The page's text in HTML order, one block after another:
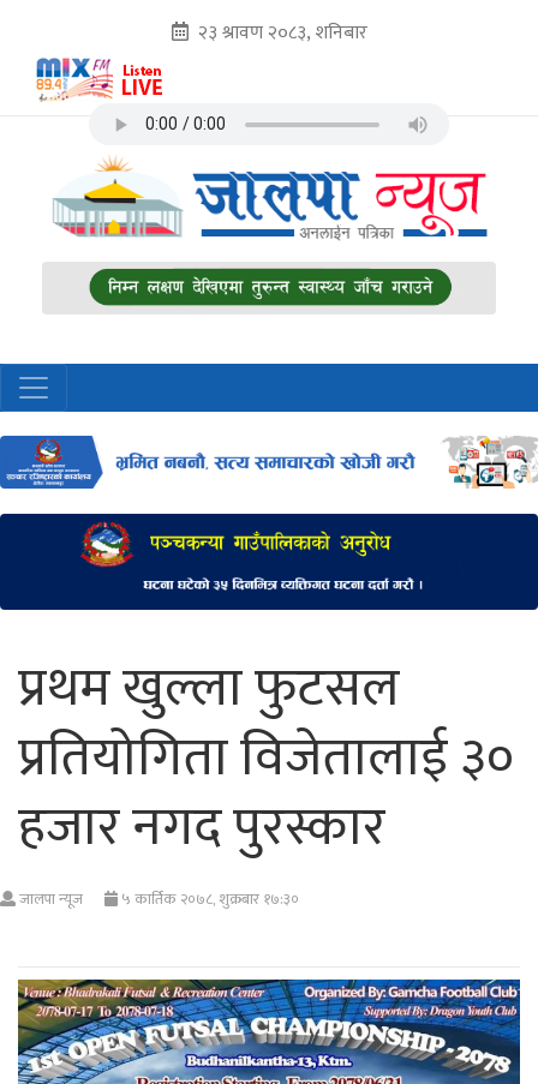
२३ श्रावण २०८३, शनिबार
प्रथम खुल्ला फुटसल
प्रतियोगिता विजेतालाई ३०
हजार नगद पुरस्कार
जालपा न्यूज ५ कार्तिक २०७८, शुक्रबार १७:३०